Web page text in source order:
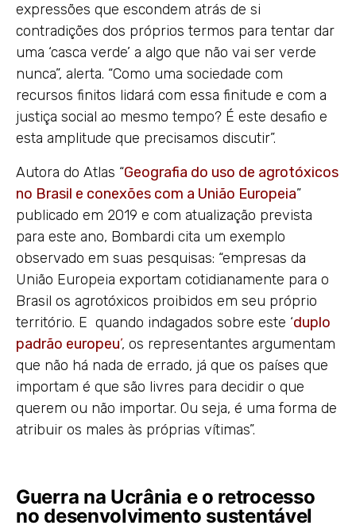
expressões que escondem atrás de si
contradições dos próprios termos para tentar dar
uma ‘casca verde’ a algo que não vai ser verde
nunca”, alerta. “Como uma sociedade com
recursos finitos lidará com essa finitude e com a
justiça social ao mesmo tempo? É este desafio e
esta amplitude que precisamos discutir”.
Autora do Atlas “Geografia do uso de agrotóxicos
no Brasil e conexões com a União Europeia”
publicado em 2019 e com atualização prevista
para este ano, Bombardi cita um exemplo
observado em suas pesquisas: “empresas da
União Europeia exportam cotidianamente para o
Brasil os agrotóxicos proibidos em seu próprio
território. E quando indagados sobre este ‘duplo
padrão europeu’, os representantes argumentam
que não há nada de errado, já que os países que
importam é que são livres para decidir o que
querem ou não importar. Ou seja, é uma forma de
atribuir os males às próprias vítimas”.
Guerra na Ucrânia e o retrocesso
no desenvolvimento sustentável